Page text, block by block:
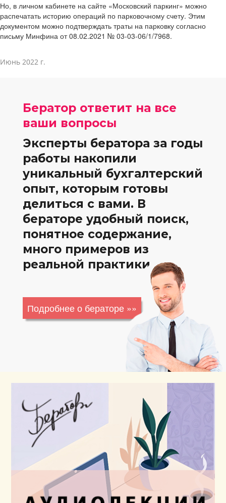
Но, в личном кабинете на сайте «Московский паркинг» можно
распечатать историю операций по парковочному счету. Этим
документом можно подтверждать траты на парковку согласно
письму Минфина от 08.02.2021 № 03-03-06/1/7968.
Июнь 2022 г.
Бератор ответит на все
ваши вопросы
Эксперты бератора за годы
работы накопили
уникальный бухгалтерский
опыт, которым готовы
делиться с вами. В
бераторе удобный поиск,
понятное содержание,
много примеров из
реальной практики.
Подробнее о бераторе »»